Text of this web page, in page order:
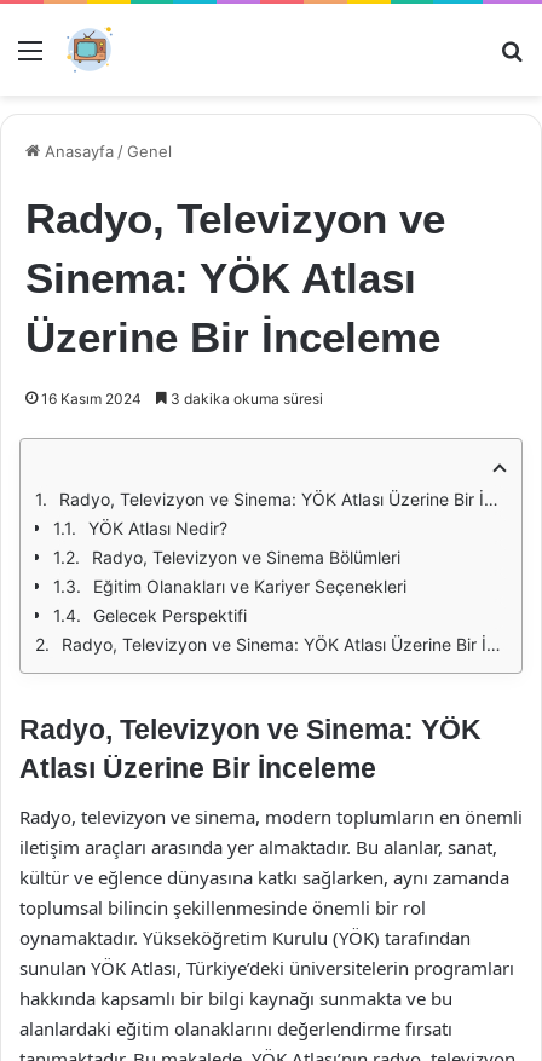
Menü
Anasayfa /Genel
Radyo, Televizyon ve
Sinema: YÖK Atlası
Üzerine Bir İnceleme
16 Kasım 2024 3 dakika okuma süresi
Radyo, Televizyon ve Sinema: YÖK Atlası Üzerine Bir İnceleme
YÖK Atlası Nedir?
Radyo, Televizyon ve Sinema Bölümleri
Eğitim Olanakları ve Kariyer Seçenekleri
Gelecek Perspektifi
Radyo, Televizyon ve Sinema: YÖK Atlası Üzerine Bir İnceleme
Radyo, Televizyon ve Sinema: YÖK
Atlası Üzerine Bir İnceleme
Radyo, televizyon ve sinema, modern toplumların en önemli
iletişim araçları arasında yer almaktadır. Bu alanlar, sanat,
kültür ve eğlence dünyasına katkı sağlarken, aynı zamanda
toplumsal bilincin şekillenmesinde önemli bir rol
oynamaktadır. Yükseköğretim Kurulu (YÖK) tarafından
sunulan YÖK Atlası, Türkiye’deki üniversitelerin programları
hakkında kapsamlı bir bilgi kaynağı sunmakta ve bu
alanlardaki eğitim olanaklarını değerlendirme fırsatı